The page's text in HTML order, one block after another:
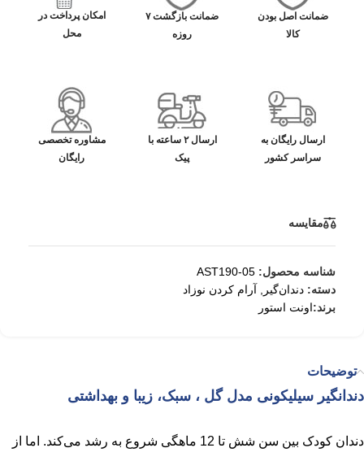
ضمانت اصل بودن
کالا
ضمانت بازگشت ۷
روزه
امکان پرداخت در
محل
ارسال رایگان به
سراسر کشور
ارسال ۲ ساعته با
پیک
مشاوره تخصصی
رایگان
مقایسه
شناسه محصول: AST190-05
دسته: دندان‌گیر
آرام کردن نوزاد
برند:اونت استور
توضیحات
دندانگیر سیلیکونی مدل گل ، سبک، زیبا و بهداشتی
دندان کودک بین سن شش تا 12 ماهگی شروع به رشد می‌کند. اما از